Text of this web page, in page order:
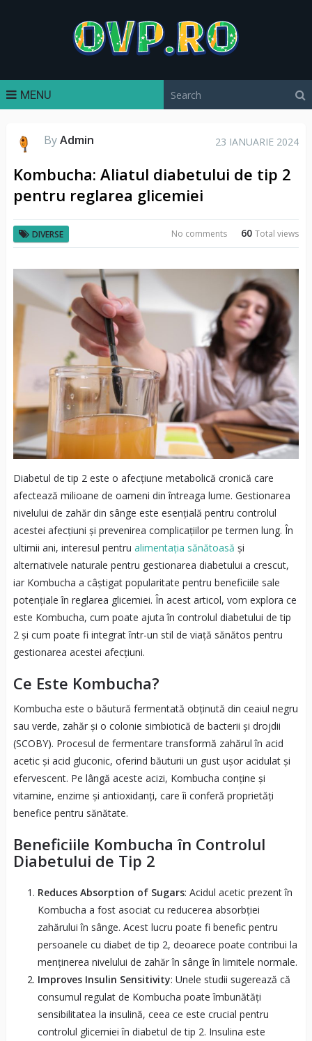
MENU
ByAdmin 23 IANUARIE 2024
Kombucha: Aliatul diabetului de tip 2
pentru reglarea glicemiei
DIVERSE 60Total views
No comments
Diabetul de tip 2 este o afecțiune metabolică cronică care
afectează milioane de oameni din întreaga lume. Gestionarea
nivelului de zahăr din sânge este esențială pentru controlul
acestei afecțiuni și prevenirea complicațiilor pe termen lung. În
ultimii ani, interesul pentru alimentația sănătoasă și
alternativele naturale pentru gestionarea diabetului a crescut,
iar Kombucha a câștigat popularitate pentru beneficiile sale
potențiale în reglarea glicemiei. În acest articol, vom explora ce
este Kombucha, cum poate ajuta în controlul diabetului de tip
2 și cum poate fi integrat într-un stil de viață sănătos pentru
gestionarea acestei afecțiuni.
Ce Este Kombucha?
Kombucha este o băutură fermentată obținută din ceaiul negru
sau verde, zahăr și o colonie simbiotică de bacterii și drojdii
(SCOBY). Procesul de fermentare transformă zahărul în acid
acetic și acid gluconic, oferind băuturii un gust ușor acidulat și
efervescent. Pe lângă aceste acizi, Kombucha conține și
vitamine, enzime și antioxidanți, care îi conferă proprietăți
benefice pentru sănătate.
Beneficiile Kombucha în Controlul
Diabetului de Tip 2
Reduces Absorption of Sugars: Acidul acetic prezent în
Kombucha a fost asociat cu reducerea absorbției
zahărului în sânge. Acest lucru poate fi benefic pentru
persoanele cu diabet de tip 2, deoarece poate contribui la
menținerea nivelului de zahăr în sânge în limitele normale.
Improves Insulin Sensitivity: Unele studii sugerează că
consumul regulat de Kombucha poate îmbunătăți
sensibilitatea la insulină, ceea ce este crucial pentru
controlul glicemiei în diabetul de tip 2. Insulina este